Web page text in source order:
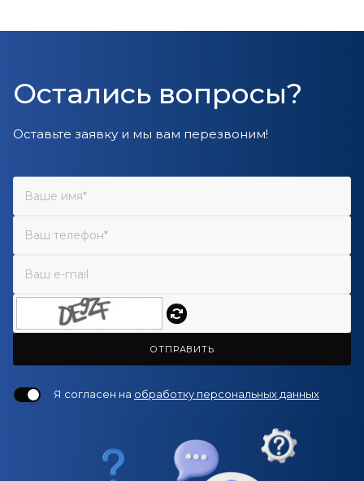
Остались вопросы?
Оставьте заявку и мы вам перезвоним!
ОТПРАВИТЬ
Я согласен на обработку персональных данных